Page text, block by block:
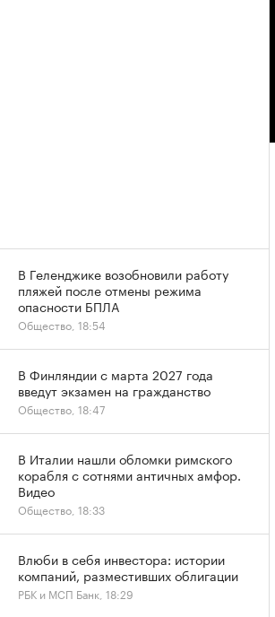
В Геленджике возобновили работу
пляжей после отмены режима
опасности БПЛА
Общество, 18:54
В Финляндии с марта 2027 года
введут экзамен на гражданство
Общество, 18:47
В Италии нашли обломки римского
корабля с сотнями античных амфор.
Видео
Общество, 18:33
Влюби в себя инвестора: истории
компаний, разместивших облигации
РБК и МСП Банк, 18:29